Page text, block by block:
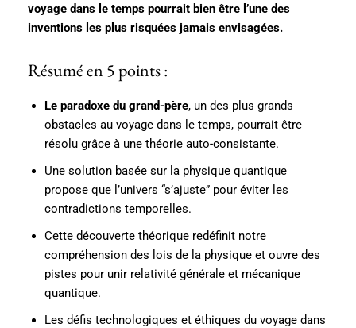
voyage dans le temps pourrait bien être l’une des
inventions les plus risquées jamais envisagées.
Résumé en 5 points :
Le paradoxe du grand-père, un des plus grands
obstacles au voyage dans le temps, pourrait être
résolu grâce à une théorie auto-consistante.
Une solution basée sur la physique quantique
propose que l’univers “s’ajuste” pour éviter les
contradictions temporelles.
Cette découverte théorique redéfinit notre
compréhension des lois de la physique et ouvre des
pistes pour unir relativité générale et mécanique
quantique.
Les défis technologiques et éthiques du voyage dans